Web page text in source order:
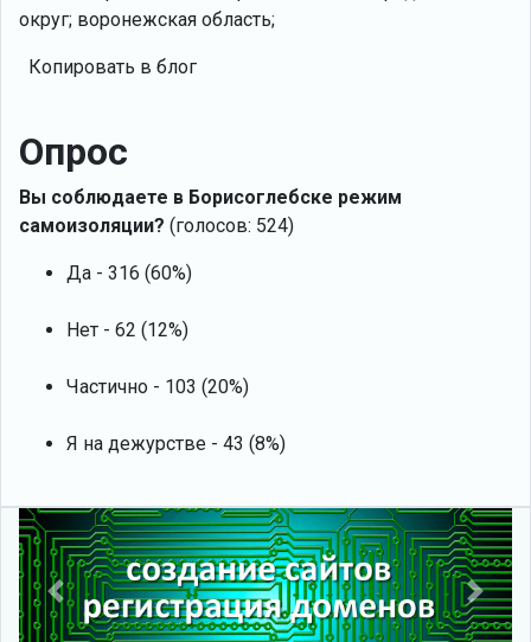
округ; воронежская область;
Копировать в блог
Опрос
Вы соблюдаете в Борисоглебске режим
самоизоляции? (голосов: 524)
Да - 316 (60%)
Нет - 62 (12%)
Частично - 103 (20%)
Я на дежурстве - 43 (8%)
Previous Next